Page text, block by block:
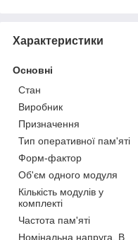
Характеристики
Основні
Стан
Виробник
Призначення
Тип оперативної пам'яті
Форм-фактор
Об'єм одного модуля
Кількість модулів у
комплекті
Частота пам'яті
Номінальна напруга, В